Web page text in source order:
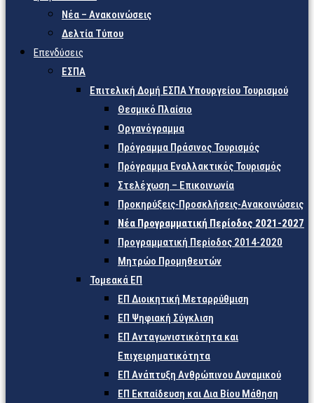
Νέα – Ανακοινώσεις
Δελτία Τύπου
Επενδύσεις
ΕΣΠΑ
Επιτελική Δομή ΕΣΠΑ Υπουργείου Τουρισμού
Θεσμικό Πλαίσιο
Οργανόγραμμα
Πρόγραμμα Πράσινος Τουρισμός
Πρόγραμμα Εναλλακτικός Τουρισμός
Στελέχωση – Επικοινωνία
Προκηρύξεις-Προσκλήσεις-Ανακοινώσεις
Νέα Προγραμματική Περίοδος 2021-2027
Προγραμματική Περίοδος 2014-2020
Μητρώο Προμηθευτών
Τομεακά ΕΠ
ΕΠ Διοικητική Μεταρρύθμιση
ΕΠ Ψηφιακή Σύγκλιση
ΕΠ Ανταγωνιστικότητα και
Επιχειρηματικότητα
ΕΠ Ανάπτυξη Ανθρώπινου Δυναμικού
ΕΠ Εκπαίδευση και Δια Βίου Μάθηση